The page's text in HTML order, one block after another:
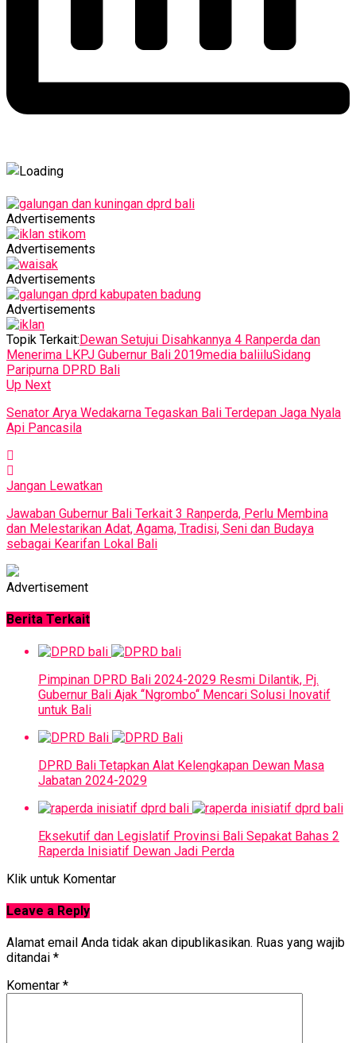
Advertisements
Advertisements
Advertisements
Advertisements
Topik Terkait:Dewan Setujui Disahkannya 4 Ranperda dan
Menerima LKPJ Gubernur Bali 2019media baliiluSidang
Paripurna DPRD Bali
Up Next
Senator Arya Wedakarna Tegaskan Bali Terdepan Jaga Nyala
Api Pancasila
Jangan Lewatkan
Jawaban Gubernur Bali Terkait 3 Ranperda, Perlu Membina
dan Melestarikan Adat, Agama, Tradisi, Seni dan Budaya
sebagai Kearifan Lokal Bali
Advertisement
Berita Terkait
Pimpinan DPRD Bali 2024-2029 Resmi Dilantik, Pj.
Gubernur Bali Ajak ‘‘Ngrombo‘‘ Mencari Solusi Inovatif
untuk Bali
DPRD Bali Tetapkan Alat Kelengkapan Dewan Masa
Jabatan 2024-2029
Eksekutif dan Legislatif Provinsi Bali Sepakat Bahas 2
Raperda Inisiatif Dewan Jadi Perda
Klik untuk Komentar
Leave a Reply
Alamat email Anda tidak akan dipublikasikan. Ruas yang wajib
ditandai *
Komentar *